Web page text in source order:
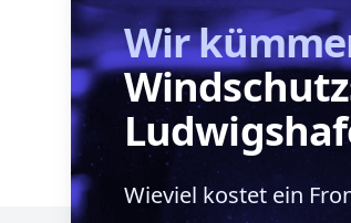
Wir
Wieviel kostet ein